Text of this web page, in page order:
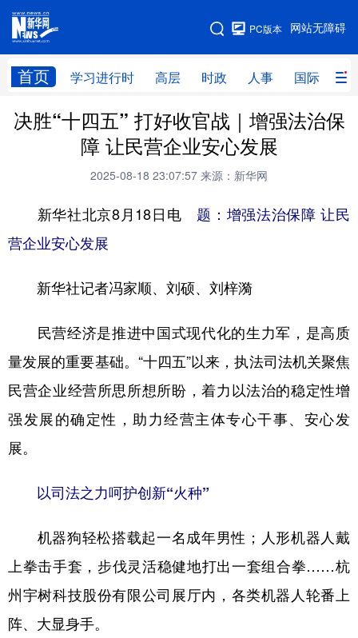
网站无障碍
PC版本
首页 学习进行时 高层 时政 人事 国际 财
网站地图
学习进行时 高层 时政 人事
财经 网评
科技 科创 量子 体育
文化
访谈 视频 图片
食品 人居 信息化 数字经济
学术中国 乡村振兴 银龄 溯源中国
城市 旅游 能源 会展
公益 一带一路 亚太网
北京
决胜“十四五” 打好收官战｜增强法治保
障 让民营企业安心发展
2025-08-18 23:07:57 来源：新华网
新华社北京8月18日电 题：增强法治保障 让民
营企业安心发展
新华社记者冯家顺、刘硕、刘梓漪
民营经济是推进中国式现代化的生力军，是高质
量发展的重要基础。“十四五”以来，执法司法机关聚焦
民营企业经营所思所想所盼，着力以法治的稳定性增
强发展的确定性，助力经营主体专心干事、安心发
展。
以司法之力呵护创新“火种”
机器狗轻松搭载起一名成年男性；人形机器人戴
上拳击手套，步伐灵活稳健地打出一套组合拳……杭
州宇树科技股份有限公司展厅内，各类机器人轮番上
阵、大显身手。